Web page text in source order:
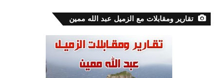
تقارير ومقابلات مع الزميل عبد الله ممين